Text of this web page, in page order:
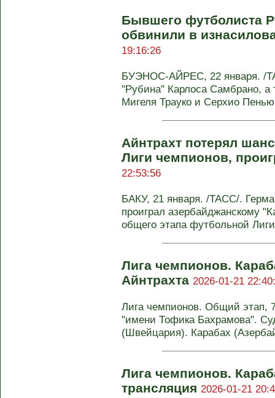
Бывшего футболиста
обвинили в
19:16:26
БУЭНОС-АЙРЕС, 22 января. /
"Рубина" Карлоса Самбрано, а
Мигеля Трауко и Серхио
Айнтрахт потерял
Лиги чемпионов,
22:53:56
БАКУ, 21 января. /ТАСС/.
проиграл азербайджанскому
общего этапа футбольной
Лига чемпионов.
Айнтрахта 2026-01-21
Лига чемпионов. Общий этап,
"имени Тофика Бахрамова".
(Швейцария). Карабах
Лига чемпионов.
трансляция 2026-01-21